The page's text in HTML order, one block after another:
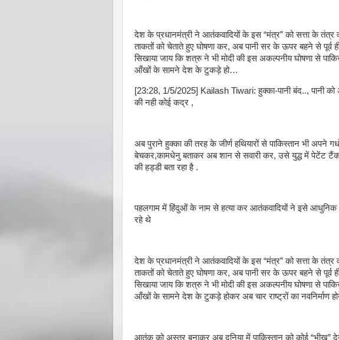
देश के प्रधानमंत्री ने आतंकवादियों के इस “मंत्र” को सत्ता के तंत्र
ताकतों को चेताते हुए घोषणा कर, अब पानी सर के ऊपर बहने से
सिखाया जाय कि शत्रु ने भी मोदी की इस अकल्पनीय घोषणा से
आँखों के सामने देश के टुकड़े हो…
[23:28, 1/5/2025] Kailash Tiwari: हुक्का-पानी बंद.., पानी को
की नही कोई कद्र ,
अब पुराने हुक्का की तरह के जीर्ण हथियारों से पाकिस्तान भी अपने
बेचकर,कामधेनु बताकर अब शान से सवारी कर, उसे युद्ध में पेटेंट
की हड्डी बता रहा है .
पहलगाम में हिंदुओं के नाम से हत्या कर आतंकवादियों ने इसे आधुनिक
रहे थे
देश के प्रधानमंत्री ने आतंकवादियों के इस “मंत्र” को सत्ता के तंत्र
ताकतों को चेताते हुए घोषणा कर, अब पानी सर के ऊपर बहने से
सिखाया जाय कि शत्रु ने भी मोदी की इस अकल्पनीय घोषणा से
आँखों के सामने देश के टुकड़े होकर अब चार राष्ट्रों का नवनिर्माण
आतंक को अस्त्र बनाकर अब दुनिया में पाकिस्तान को कोई “भीख”